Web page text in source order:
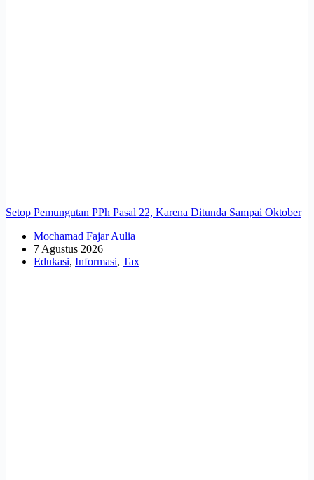
Setop Pemungutan PPh Pasal 22, Karena Ditunda Sampai Oktober
Mochamad Fajar Aulia
7 Agustus 2026
Edukasi, Informasi, Tax